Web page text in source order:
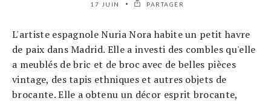
17 JUIN PARTAGER
L'artiste espagnole Nuria Nora habite un petit havre
de paix dans Madrid. Elle a investi des combles qu'elle
a meublés de bric et de broc avec de belles pièces
vintage, des tapis ethniques et autres objets de
brocante. Elle a obtenu un décor esprit brocante,